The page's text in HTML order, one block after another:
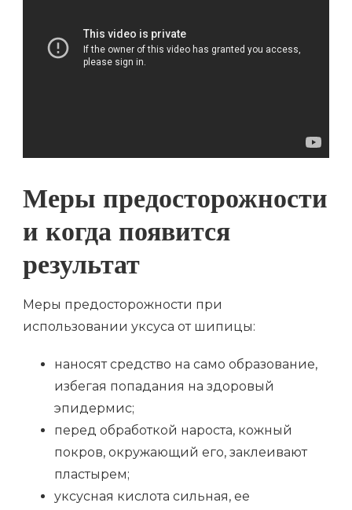
Меры предосторожности
и когда появится
результат
Меры предосторожности при
использовании уксуса от шипицы:
наносят средство на само образование,
избегая попадания на здоровый
эпидермис;
перед обработкой нароста, кожный
покров, окружающий его, заклеивают
пластырем;
уксусная кислота сильная, ее